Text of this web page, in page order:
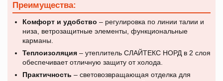
Преимущества:
Комфорт и удобство – регулировка по линии талии и
низа, ветрозащитные элементы, функциональные
карманы.
Теплоизоляция – утеплитель СЛАЙТЕКС НОРД в 2 слоя
обеспечивает отличную защиту от холода.
Практичность – световозвращающая отделка для